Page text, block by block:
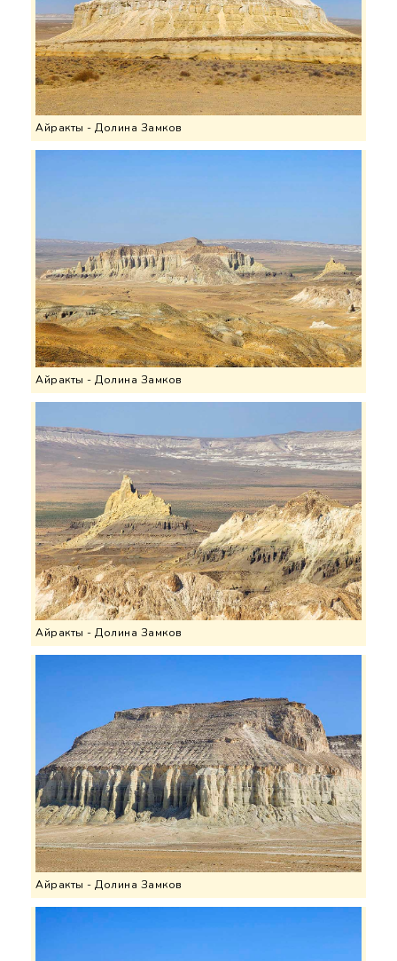
Айракты - Долина Замков
Айракты - Долина Замков
Айракты - Долина Замков
Айракты - Долина Замков